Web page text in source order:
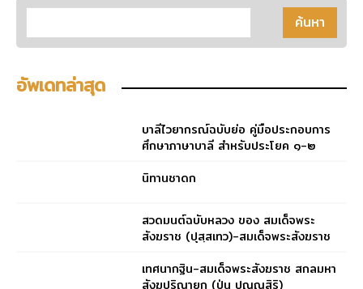
อัพเดทล่าสุด
บาลีไวยากรณ์ฉบับย่อ คู่มือประกอบการ
ศึกษาภาษาบาลี สำหรับประโยค ๑-๒
นิทานชาดก
สวดมนต์ฉบับหลวง ของ สมเด็จพระ
สังฆราช (ปุสฺสเทว)-สมเด็จพระสังฆราช
เทศนากฐิน-สมเด็จพระสังฆราช สกลมหา
สังฆปริณายก (ปุ่น ปุณฺณสิริ)